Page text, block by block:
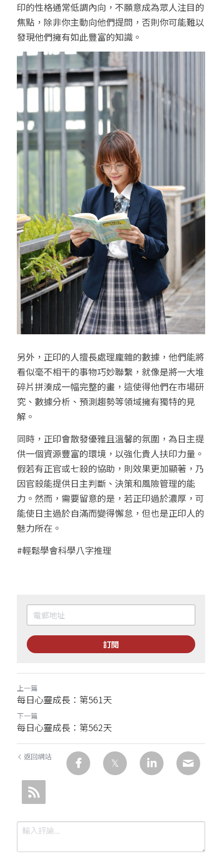
印的性格通常低調內向，不願意成為眾人注目的
焦點，除非你主動向他們提問，否則你可能難以
發現他們擁有如此豐富的知識。
另外，正印的人擅長處理龐雜的數據，他們能將
看似毫不相干的事物巧妙聯繫，就像是將一大堆
碎片拼湊成一幅完整的畫，這使得他們在市場研
究、數據分析、預測趨勢等領域擁有獨特的見
解。
同時，正印會散發優雅且溫馨的氛圍，為日主提
供一個資源豐富的環境，以強化貴人扶印力量。
假若有正官或七殺的協助，則效果更加顯著，乃
因官殺能提供日主判斷、決策和風險管理的能
力。然而，需要留意的是，若正印過於濃厚，可
能使日主過於自滿而變得懈怠，但也是正印人的
魅力所在。
#輕鬆學會科學八字推理
訂閱
上一篇
每日心靈成長：第561天
下一篇
每日心靈成長：第562天
返回網站